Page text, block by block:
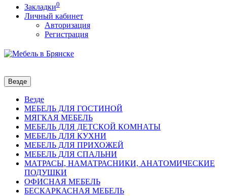
Закладки0
Личный кабинет
Авторизация
Регистрация
Везде
Везде
МЕБЕЛЬ ДЛЯ ГОСТИНОЙ
МЯГКАЯ МЕБЕЛЬ
МЕБЕЛЬ ДЛЯ ДЕТСКОЙ КОМНАТЫ
МЕБЕЛЬ ДЛЯ КУХНИ
МЕБЕЛЬ ДЛЯ ПРИХОЖЕЙ
МЕБЕЛЬ ДЛЯ СПАЛЬНИ
МАТРАСЫ, НАМАТРАСНИКИ, АНАТОМИЧЕСКИЕ
ПОДУШКИ
ОФИСНАЯ МЕБЕЛЬ
БЕСКАРКАСНАЯ МЕБЕЛЬ